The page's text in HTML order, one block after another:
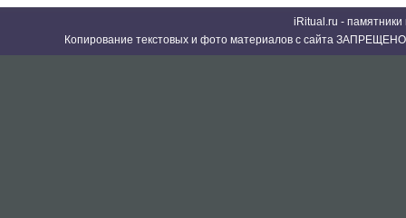
iRitual.ru -
Копирование текстовых и фото материалов с сайта